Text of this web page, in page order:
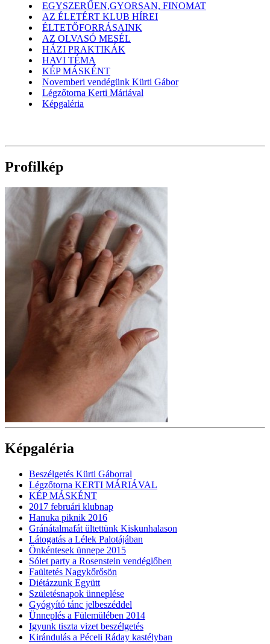
EGYSZERŰEN,GYORSAN, FINOMAT
AZ ÉLETÉRT KLUB HÍREI
ÉLTETŐFORRÁSAINK
AZ OLVASÓ MESÉL
HÁZI PRAKTIKÁK
HAVI TÉMA
KÉP MÁSKÉNT
Novemberi vendégünk Kürti Gábor
Légzőtorna Kerti Máriával
Képgaléria
Profilkép
Képgaléria
Beszélgetés Kürti Gáborral
Légzőtorna KERTI MÁRIÁVAL
KÉP MÁSKÉNT
2017 februári klubnap
Hanuka piknik 2016
Gránátalmafát ültettünk Kiskunhalason
Látogatás a Lélek Palotájában
Önkéntesek ünnepe 2015
Sólet party a Rosenstein vendéglőben
Faültetés Nagykőrősön
Diétázzunk Együtt
Születésnapok ünneplése
Gyógyító tánc jelbeszéddel
Ünneplés a Fülemülében 2014
Igyunk tiszta vizet beszélgetés
Kirándulás a Péceli Ráday kastélyban